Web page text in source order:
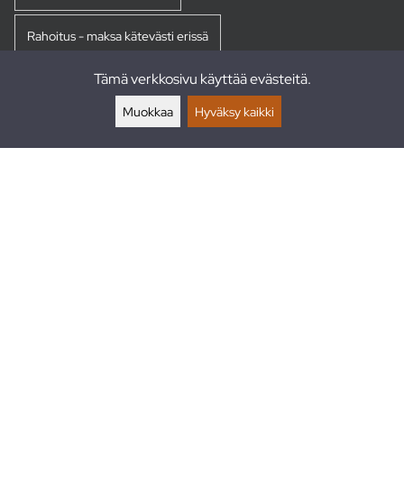
Rahoitus - maksa kätevästi erissä
Tämä verkkosivu käyttää evästeitä.
Muokkaa Hyväksy kaikki